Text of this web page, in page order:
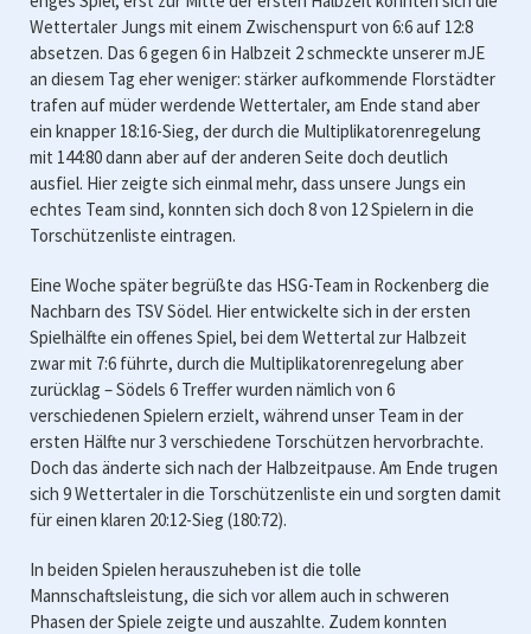
Wettertaler Jungs mit einem Zwischenspurt von 6:6 auf 12:8
absetzen. Das 6 gegen 6 in Halbzeit 2 schmeckte unserer mJE
an diesem Tag eher weniger: stärker aufkommende Florstädter
trafen auf müder werdende Wettertaler, am Ende stand aber
ein knapper 18:16-Sieg, der durch die Multiplikatorenregelung
mit 144:80 dann aber auf der anderen Seite doch deutlich
ausfiel. Hier zeigte sich einmal mehr, dass unsere Jungs ein
echtes Team sind, konnten sich doch 8 von 12 Spielern in die
Torschützenliste eintragen.
Eine Woche später begrüßte das HSG-Team in Rockenberg die
Nachbarn des TSV Södel. Hier entwickelte sich in der ersten
Spielhälfte ein offenes Spiel, bei dem Wettertal zur Halbzeit
zwar mit 7:6 führte, durch die Multiplikatorenregelung aber
zurücklag – Södels 6 Treffer wurden nämlich von 6
verschiedenen Spielern erzielt, während unser Team in der
ersten Hälfte nur 3 verschiedene Torschützen hervorbrachte.
Doch das änderte sich nach der Halbzeitpause. Am Ende trugen
sich 9 Wettertaler in die Torschützenliste ein und sorgten damit
für einen klaren 20:12-Sieg (180:72).
In beiden Spielen herauszuheben ist die tolle
Mannschaftsleistung, die sich vor allem auch in schweren
Phasen der Spiele zeigte und auszahlte. Zudem konnten